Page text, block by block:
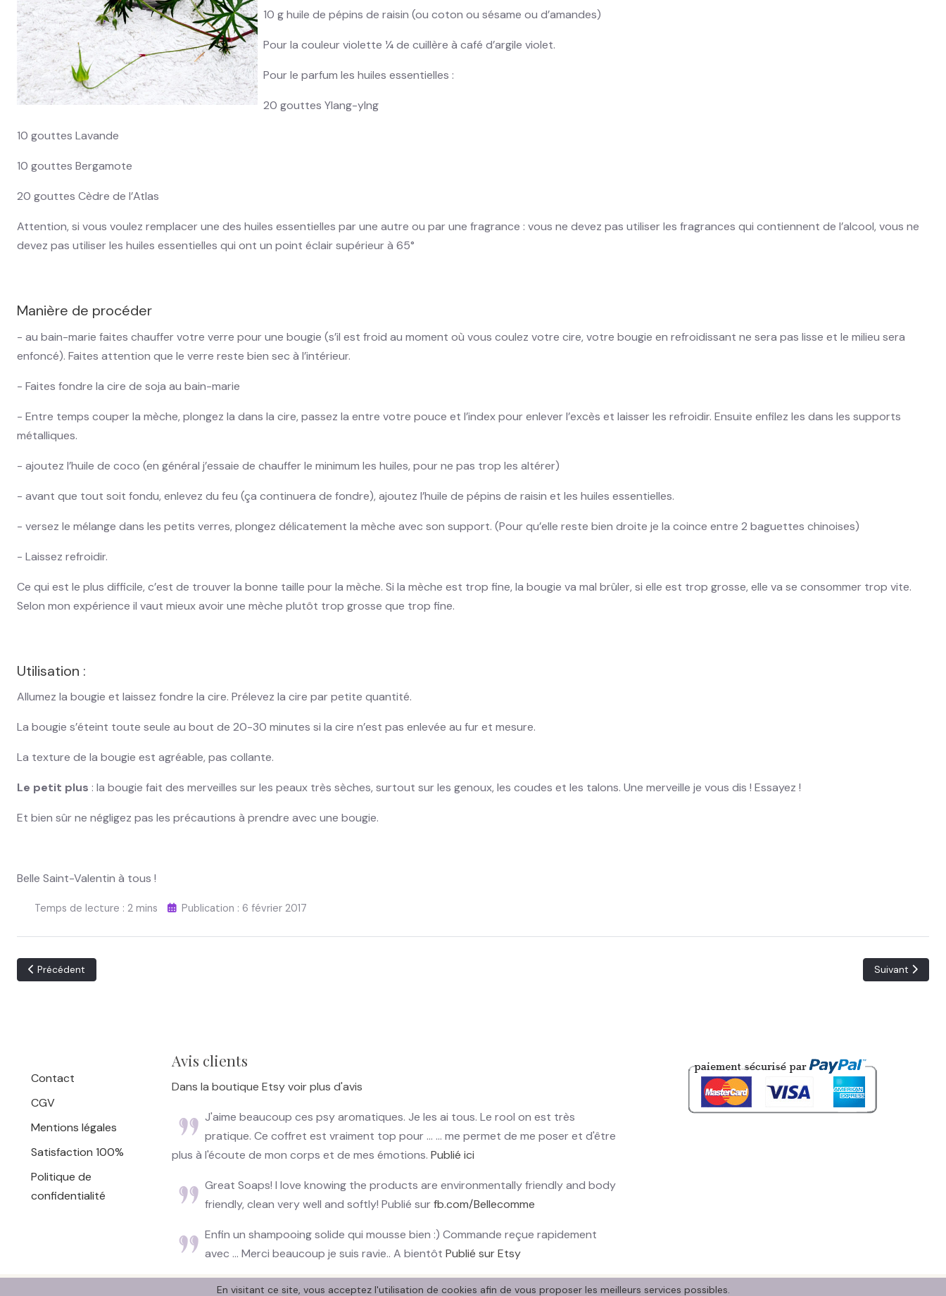
10 g huile de pépins de raisin (ou coton ou sésame ou d’amandes)
Pour la couleur violette ¼ de cuillère à café d’argile violet.
Pour le parfum les huiles essentielles :
20 gouttes Ylang-ylng
10 gouttes Lavande
10 gouttes Bergamote
20 gouttes Cèdre de l’Atlas
Attention, si vous voulez remplacer une des huiles essentielles par une autre ou par une fragrance : vous ne devez pas utiliser les fragrances qui contiennent de l’alcool, vous ne
devez pas utiliser les huiles essentielles qui ont un point éclair supérieur à 65°
Manière de procéder
- au bain-marie faites chauffer votre verre pour une bougie (s’il est froid au moment où vous coulez votre cire, votre bougie en refroidissant ne sera pas lisse et le milieu sera
enfoncé). Faites attention que le verre reste bien sec à l’intérieur.
- Faites fondre la cire de soja au bain-marie
- Entre temps couper la mèche, plongez la dans la cire, passez la entre votre pouce et l’index pour enlever l’excès et laisser les refroidir. Ensuite enfilez les dans les supports
métalliques.
- ajoutez l’huile de coco (en général j’essaie de chauffer le minimum les huiles, pour ne pas trop les altérer)
- avant que tout soit fondu, enlevez du feu (ça continuera de fondre), ajoutez l’huile de pépins de raisin et les huiles essentielles.
- versez le mélange dans les petits verres, plongez délicatement la mèche avec son support. (Pour qu’elle reste bien droite je la coince entre 2 baguettes chinoises)
- Laissez refroidir.
Ce qui est le plus difficile, c’est de trouver la bonne taille pour la mèche. Si la mèche est trop fine, la bougie va mal brûler, si elle est trop grosse, elle va se consommer trop vite.
Selon mon expérience il vaut mieux avoir une mèche plutôt trop grosse que trop fine.
Utilisation :
Allumez la bougie et laissez fondre la cire. Prélevez la cire par petite quantité.
La bougie s’éteint toute seule au bout de 20-30 minutes si la cire n’est pas enlevée au fur et mesure.
La texture de la bougie est agréable, pas collante.
Le petit plus : la bougie fait des merveilles sur les peaux très sèches, surtout sur les genoux, les coudes et les talons. Une merveille je vous dis ! Essayez !
Et bien sûr ne négligez pas les précautions à prendre avec une bougie.
Belle Saint-Valentin à tous !
Temps de lecture : 2 mins Publication : 6 février 2017
Article précédent : Les activations en Feng-shui
Précédent Article suivant
Suivant
Contact
CGV
Mentions légales
Satisfaction 100%
Politique de
confidentialité
Avis clients
Dans la boutique Etsy voir plus d'avis
J'aime beaucoup ces psy aromatiques. Je les ai tous. Le rool on est très
pratique. Ce coffret est vraiment top pour ... ... me permet de me poser et d'être
plus à l'écoute de mon corps et de mes émotions. Publié ici
Great Soaps! I love knowing the products are environmentally friendly and body
friendly, clean very well and softly! Publié surfb.com/Bellecomme
Enfin un shampooing solide qui mousse bien :) Commande reçue rapidement
avec ... Merci beaucoup je suis ravie.. A bientôt Publié sur Etsy
En visitant ce site, vous acceptez l'utilisation de cookies afin de vous proposer les meilleurs services possibles.